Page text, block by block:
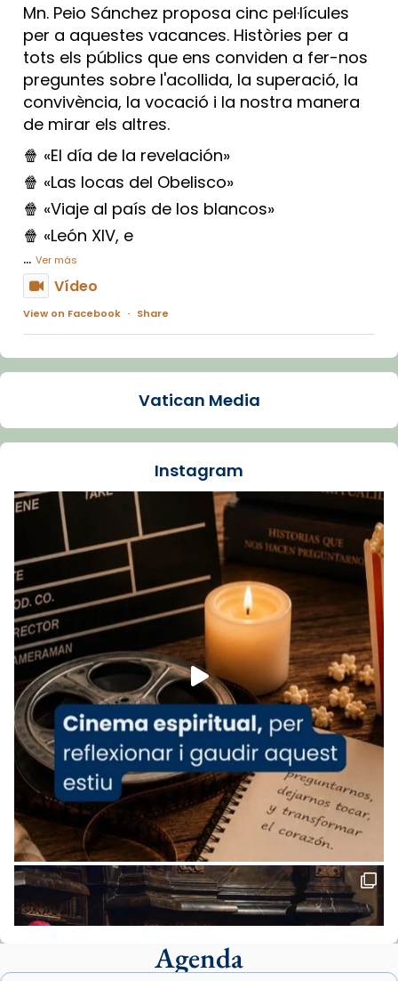
Mn. Peio Sánchez proposa cinc pel·lícules
per a aquestes vacances. Històries per a
tots els públics que ens conviden a fer-nos
preguntes sobre l'acollida, la superació, la
convivència, la vocació i la nostra manera
de mirar els altres.
🍿 «El día de la revelación»
🍿 «Las locas del Obelisco»
🍿 «Viaje al país de los blancos»
🍿 «León XIV, e
... Ver más
Vídeo
View on Facebook · Share
Arquebisbat de Barcelona
La Carmina va patir depressió. Fa gairebé
dos mesos, a l'Estadi Lluís Companys, la
Recupera l'entrevista comp
Vatican
tican News 👇
www.vaticannews.va/es/iglesia/news/2026-
07/carmina-historia-depresion-papa-viaje-
espana-testimoni...
Foto
View on Facebook · Share
Arquebisbat de Barcelona
2 weeks ago
«Avui les santes Juliana i Semproniana ens
ajuden a alçar la mirada»
Mons. Sergi Gordo, bisbe de Tortosa, ha
presidit aquest 27 de juliol la missa de Les
Santes de Mataró.
🔗tinyurl.com/cvu5jmbk
📸 J. Merino
Vatican Media
Instagram
Agenda